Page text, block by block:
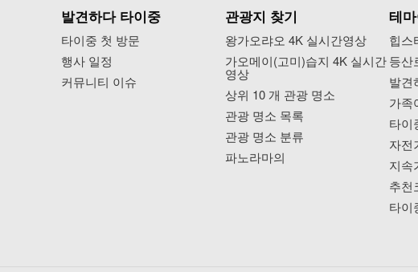
발견하다 타이중
타이중 첫 방문
행사 일정
커뮤니티 이슈
관광지 찾기
왕가오랴오 4K 실시간영상
가오메이(고미)습지 4K 실시간
영상
상위 10 개 관광 명소
관광 명소 목록
관광 명소 분류
파노라마의
테
힙스
등산
발견
가족
타이
자전
지속
추천
타이